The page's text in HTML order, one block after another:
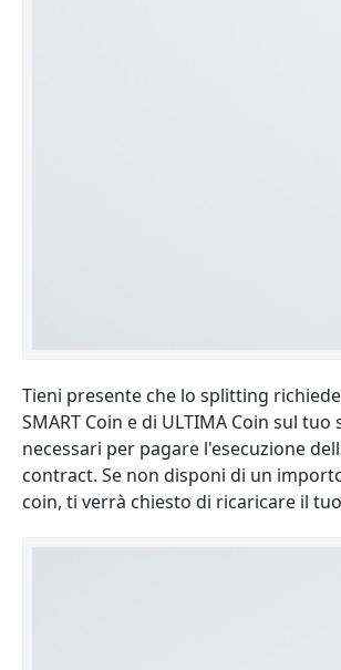
Tieni presente che lo splitting
SMART Coin e di ULTIMA Coin sul tuo
necessari per pagare l'esecuzione
contract. Se non disponi di un
coin, ti verrà chiesto di ricaricare il